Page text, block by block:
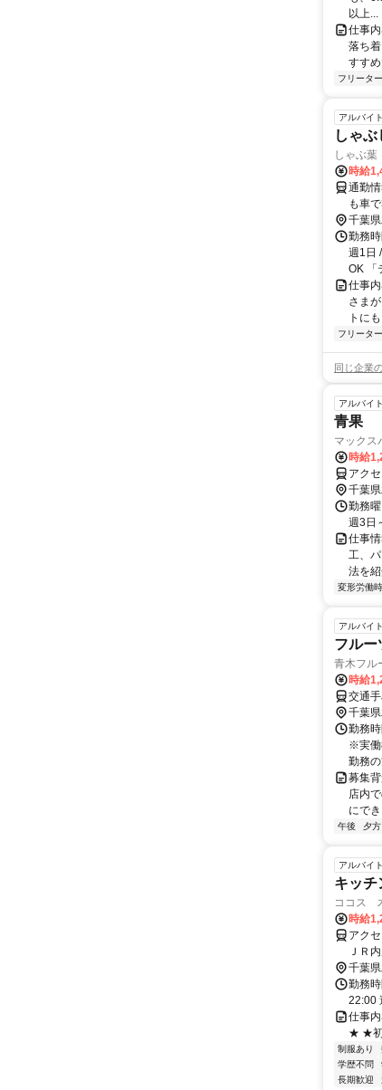
以上...
仕事
落ち
すす
フリータ
アルバイ
しゃ
しゃぶ
時給
通勤
も車
千葉
勤務
週1日
OK 「
仕事
さま
トに
フリータ
同じ企業
アルバイ
青果
マックス
時給
アク
千葉
勤務
週3日
仕事
工、
法を
変形労働
アルバイ
フルー
青木フル
時給
交通
千葉
勤務
※実働
勤務
募集
店内
にで
午後 夕方
アルバイ
キッ
ココス
時給
アク
ＪＲ
い
千葉
勤務
22:00
仕事
★ ★初
制服あり
学歴不問
長期歓迎